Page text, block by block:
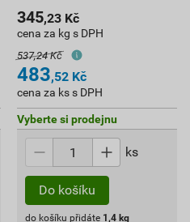
345,23 Kč
cena za kg s DPH
537,24 Kč
483,52 Kč
cena za ks s DPH
Vyberte si prodejnu
ks
Do košíku
do košíku přidáte 1,4 kg